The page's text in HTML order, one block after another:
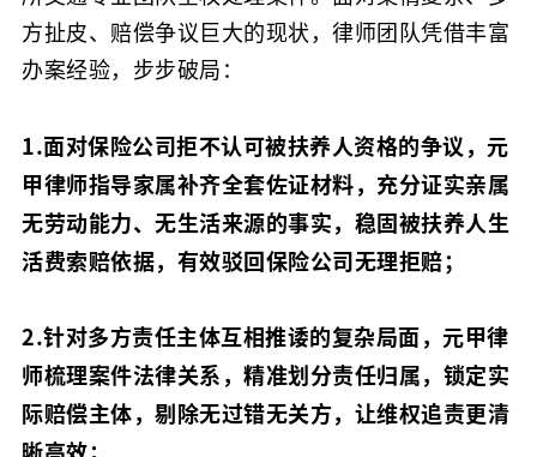
方扯皮、赔偿争议巨大的现状，律师团队凭借丰富
办案经验，步步破局：
1.面对保险公司拒不认可被扶养人资格的争议，元
甲律师指导家属补齐全套佐证材料， 充分证实亲属
无劳动能力、无生活来源的事实，稳固被扶养人生
活费索赔依据，有效驳回保险公司无理拒赔；
2.针对多方责任主体互相推诿的复杂局面，元甲律
师梳理案件法律关系， 精准划分责任归属，锁定实
际赔偿主体，剔除无过错无关方，让维权追责更清
晰高效；